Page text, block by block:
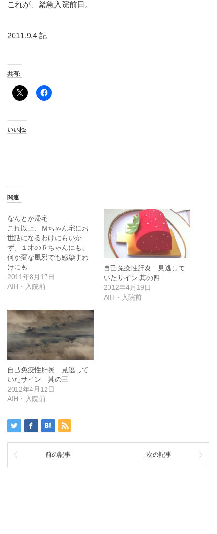
これが、緊急入院前日。
2011.9.4 記
共有:
いいね:
関連
なんとか帰宅
これ以上、Ｍちゃん宅にお
世話になるわけにもいか
ず、１才のＲちゃんにも、
何か変な風邪でも感染すわ
けにも…
2011年8月17日
AIH・入院前
自己免疫性肝炎 見逃して
いたサイン 其の四
2012年4月19日
AIH・入院前
自己免疫性肝炎 見逃して
いたサイン 其の三
2012年4月12日
AIH・入院前
前の記事 次の記事